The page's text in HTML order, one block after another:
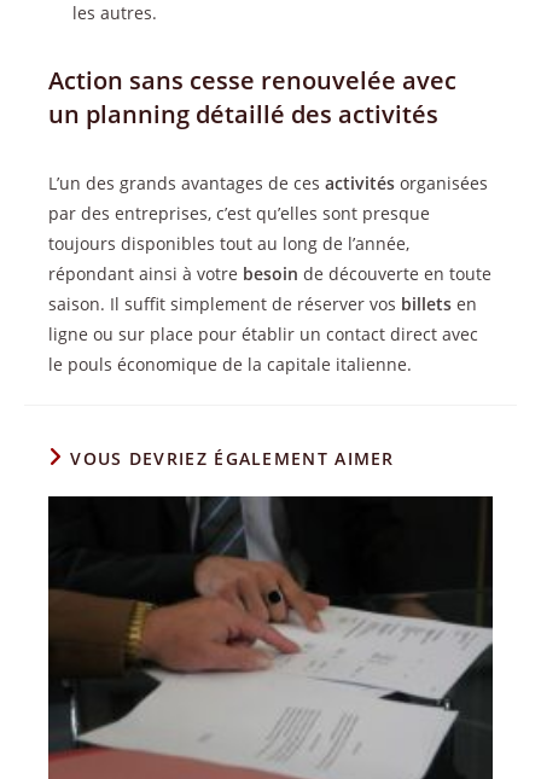
les autres.
Action sans cesse renouvelée avec
un planning détaillé des activités
L’un des grands avantages de ces activités organisées
par des entreprises, c’est qu’elles sont presque
toujours disponibles tout au long de l’année,
répondant ainsi à votre besoin de découverte en toute
saison. Il suffit simplement de réserver vos billets en
ligne ou sur place pour établir un contact direct avec
le pouls économique de la capitale italienne.
VOUS DEVRIEZ ÉGALEMENT AIMER